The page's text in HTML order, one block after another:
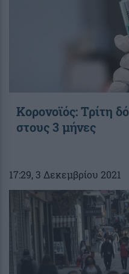
Κορονοϊός: Τρίτη
στους 3 μήνες
17:29, 3 Δεκεμβρίου 2021